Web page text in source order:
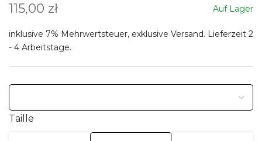
115,00 zł Auf Lager
inklusive 7% Mehrwertsteuer, exklusive Versand. Lieferzeit 2
- 4 Arbeitstage.
Taille